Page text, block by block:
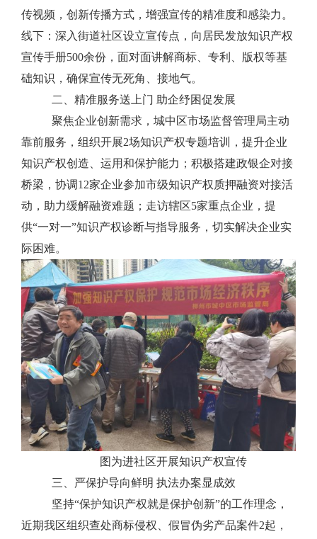
传视频，创新传播方式，增强宣传的精准度和感染力。
线下：深入街道社区设立宣传点，向居民发放知识产权
宣传手册500余份，面对面讲解商标、专利、版权等基
础知识，确保宣传无死角、接地气。
二、精准服务送上门 助企纾困促发展
聚焦企业创新需求，城中区市场监督管理局主动
靠前服务，组织开展2场知识产权专题培训，提升企业
知识产权创造、运用和保护能力；积极搭建政银企对接
桥梁，协调12家企业参加市级知识产权质押融资对接活
动，助力缓解融资难题；走访辖区5家重点企业，提
供“一对一”知识产权诊断与指导服务，切实解决企业实
际困难。
图为进社区开展知识产权宣传
三、严保护导向鲜明 执法办案显成效
坚持“保护知识产权就是保护创新”的工作理念，
近期我区组织查处商标侵权、假冒伪劣产品案件2起，